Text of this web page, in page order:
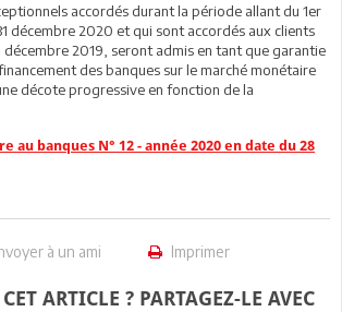
accordés durant la période allant du 1er
décembre 2020 et qui sont accordés aux clients
décembre 2019, seront admis en tant que garantie
des banques sur le marché monétaire
décote progressive en fonction de la
au banques N° 12 - année 2020 en date du 28
à un ami Imprimer
ARTICLE ? PARTAGEZ-LE AVEC